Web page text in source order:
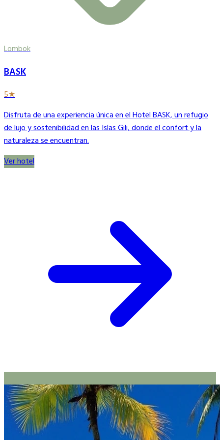
Lombok
BASK
5★
Disfruta de una experiencia única en el Hotel BASK, un refugio
de lujo y sostenibilidad en las Islas Gili, donde el confort y la
naturaleza se encuentran.
Ver hotel